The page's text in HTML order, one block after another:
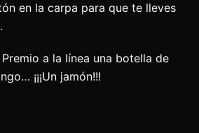
en la carpa para que te lleves
a la línea una botella de
¡¡¡Un jamón!!!